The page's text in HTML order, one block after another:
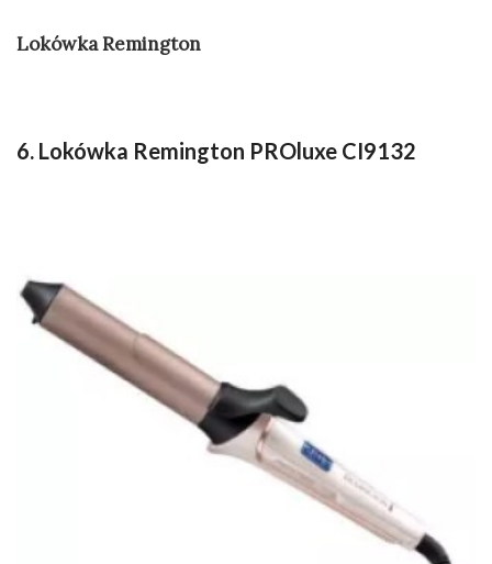
Lokówka Remington
6. Lokówka Remington PROluxe CI9132